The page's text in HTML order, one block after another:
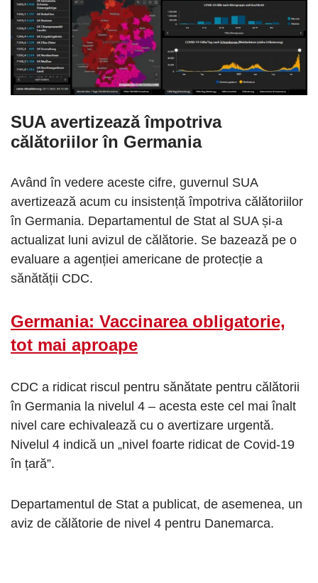
SUA avertizează împotriva
călătoriilor în Germania
Având în vedere aceste cifre, guvernul SUA
avertizează acum cu insistență împotriva călătoriilor
în Germania. Departamentul de Stat al SUA și-a
actualizat luni avizul de călătorie. Se bazează pe o
evaluare a agenției americane de protecție a
sănătății CDC.
Germania: Vaccinarea obligatorie,
tot mai aproape
CDC a ridicat riscul pentru sănătate pentru călătorii
în Germania la nivelul 4 – acesta este cel mai înalt
nivel care echivalează cu o avertizare urgentă.
Nivelul 4 indică un „nivel foarte ridicat de Covid-19
în țară”.
Departamentul de Stat a publicat, de asemenea, un
aviz de călătorie de nivel 4 pentru Danemarca.